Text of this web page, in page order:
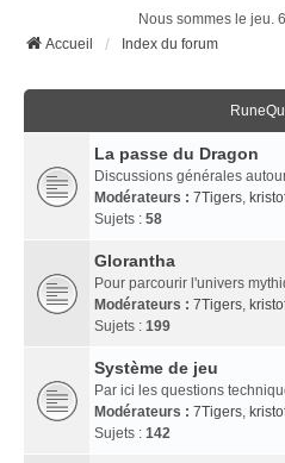
Nous sommes le jeu.
Accueil
Index du forum
La passe du Dragon
Discussions générales
Modérateurs : 7Tigers,
Sujets : 58
Glorantha
Pour parcourir l'univers
Modérateurs : 7Tigers,
Sujets : 199
Système de jeu
Par ici les questions
Modérateurs : 7Tigers,
Sujets : 142